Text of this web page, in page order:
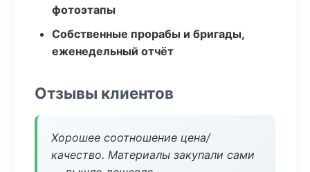
фотоэтапы
Собственные прорабы и бригады,
еженедельный отчёт
Отзывы клиентов
Хорошее соотношение цена/
качество. Материалы закупали сами